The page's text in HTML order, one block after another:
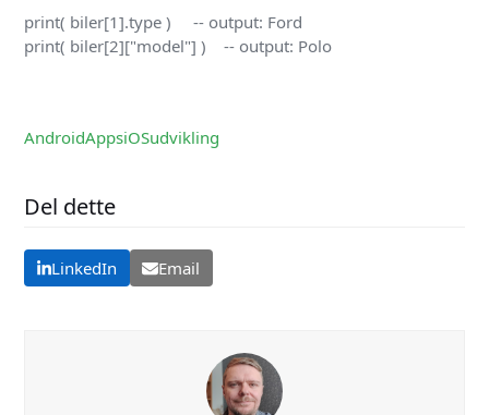
print( biler[1].type )     -- output: Ford
AndroidAppsiOSudvikling
Del dette
LinkedIn Email